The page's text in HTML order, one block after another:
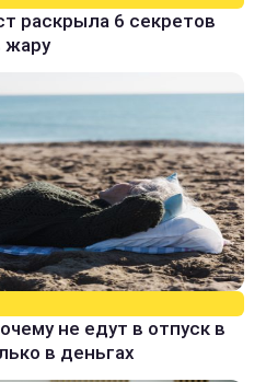
раскрыла 6 секретов
жару
не едут в отпуск в
в деньгах